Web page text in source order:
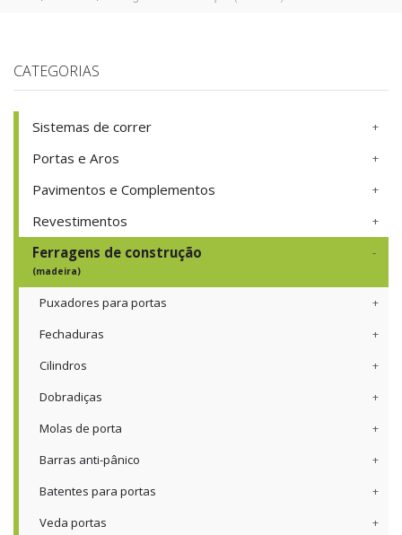
CATEGORIAS
Sistemas de correr
Portas e Aros
Pavimentos e Complementos
Revestimentos
Ferragens de construção
(madeira)
Puxadores para portas
Fechaduras
Cilindros
Dobradiças
Molas de porta
Barras anti-pânico
Batentes para portas
Veda portas